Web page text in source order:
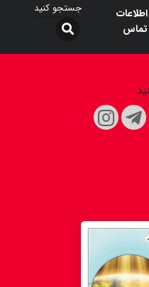
اطلاعات
تماس